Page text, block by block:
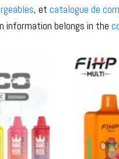
, et catalogue de
information belongs in the